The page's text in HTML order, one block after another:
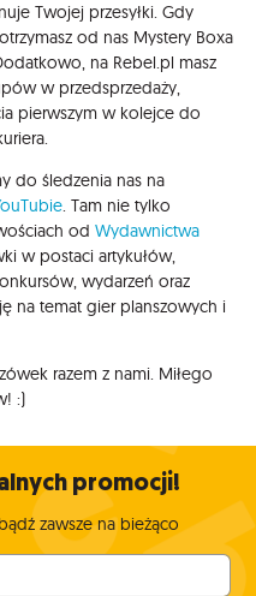
Twojej przesyłki. Gdy
od nas Mystery Boxa
na Rebel.pl masz
w przedsprzedaży,
pierwszym w kolejce do
do śledzenia nas na
. Tam nie tylko
od Wydawnictwa
w postaci artykułów,
wydarzeń oraz
na temat gier planszowych i
razem z nami. Miłego
:)
promocji!
zawsze na bieżąco